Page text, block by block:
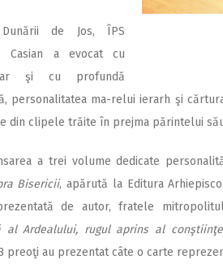
de Jos, ÎPS
Casian a evocat cu
şi cu profundă
personalitatea ma-relui ierarh şi
din clipele trăite în prejma părintelui
a trei volume dedicate
Bisericii, apărută la Editura
de autor, fratele
al Ardealului, rugul aprins al
preoţi au prezentat câte o carte